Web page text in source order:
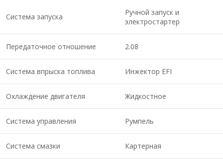
Система запуска
Ручной запуск и
электростартер
Передаточное отношение 2.08
Система впрыска топлива Инжектор EFI
Охлаждение двигателя Жидкостное
Система управления Румпель
Система смазки Картерная